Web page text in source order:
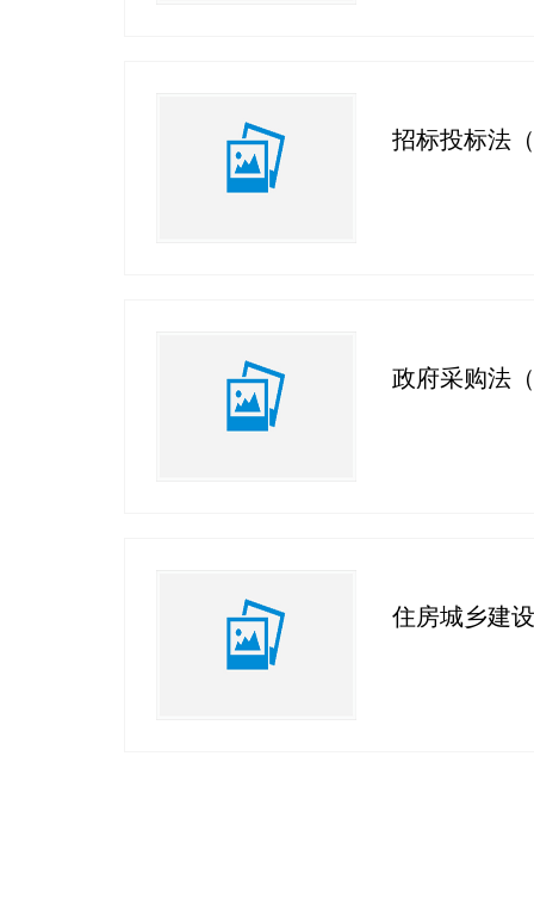
招标投标法
政府采购法
住房城乡建